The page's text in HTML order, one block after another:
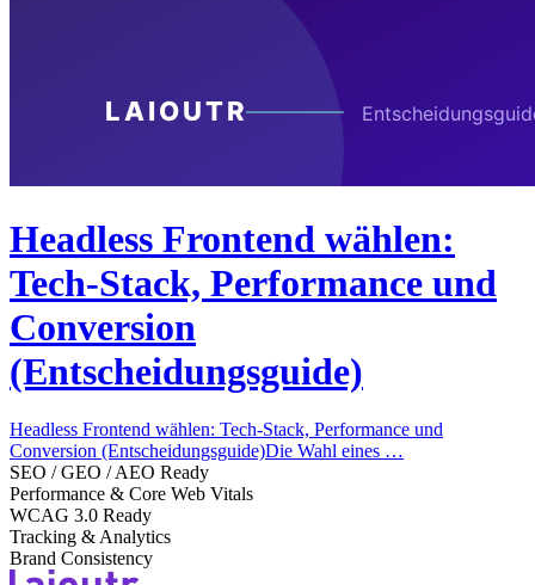
Headless Frontend wählen:
Tech-Stack, Performance und
Conversion
(Entscheidungsguide)
Headless Frontend wählen: Tech-Stack, Performance und
Conversion (Entscheidungsguide)Die Wahl eines …
SEO / GEO / AEO Ready
Performance & Core Web Vitals
WCAG 3.0 Ready
Tracking & Analytics
Brand Consistency